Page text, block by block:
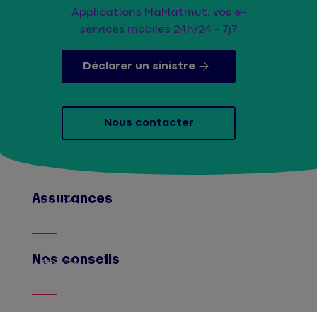
Applications MaMatmut, vos e-
services mobiles 24h/24 - 7j7
Déclarer un sinistre
Nous contacter
Assurances
Afficher
Nos conseils
Afficher